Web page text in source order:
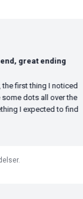
great ending
first thing I noticed
dots all over the
I expected to find